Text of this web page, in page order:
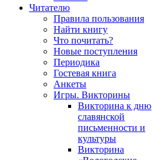
Читателю
Правила пользования
Найти книгу
Что почитать?
Новые поступления
Периодика
Гостевая книга
Анкеты
Игры. Викторины
Викторина к дню
славянской
письменности и
культуры
Викторина